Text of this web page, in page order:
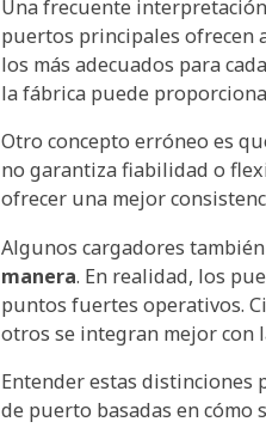
Una frecuente
puertos principales ofrecen
los más adecuados para
la fábrica puede
Otro concepto erróneo es
no garantiza fiabilidad o
ofrecer una mejor
Algunos cargadores
manera. En realidad, los
puntos fuertes operativos.
otros se integran mejor con
Entender estas distinciones
de puerto basadas en cómo